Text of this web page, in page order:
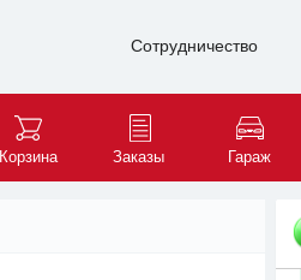
Сотрудничество
Корзина Заказы Гараж